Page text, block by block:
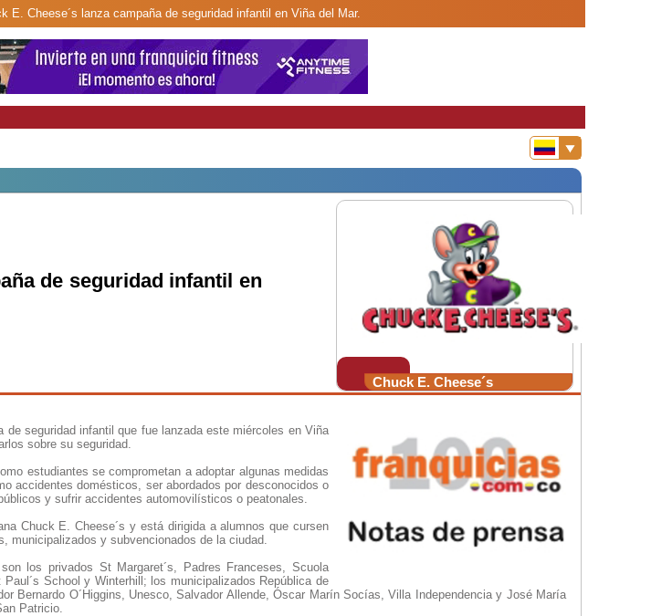
E. Cheese´s lanza campaña de seguridad infantil en Viña del Mar.
Chuck E. Cheese´s
de seguridad infantil en
seguridad infantil que fue lanzada este miércoles en Viña
sobre su seguridad.
estudiantes se comprometan a adoptar algunas medidas
accidentes domésticos, ser abordados por desconocidos o
y sufrir accidentes automovilísticos o peatonales.
Chuck E. Cheese´s y está dirigida a alumnos que cursen
municipalizados y subvencionados de la ciudad.
los privados St Margaret´s, Padres Franceses, Scuola
School y Winterhill; los municipalizados República de
Bernardo O´Higgins, Unesco, Salvador Allende, Óscar Marín Socías, Villa Independencia y José María
Patricio.